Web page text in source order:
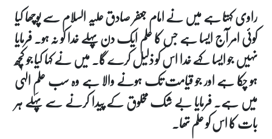
راوی کہتا ہے میں نے امام جعفر صادق علیہ السلام سے پوچھا کیا
کوئی امر آج ایسا ہے جس کا علم ایک دن پہلے خدا کو نہ ہو۔ فرمایا
نہیں جو ایسا کہے خدا اس کو ذلیل کرے گا۔ میں نے کہا کیا جو کچھ
ہو چکا ہے اور جو قیامت تک ہونے والا ہے وہ سب علمِ الہٰی
میں ہے۔ فرمایا بے شک مخلوق کے پیدا کرنے سے پہلے ہر
بات کا اس کو علم تھا۔